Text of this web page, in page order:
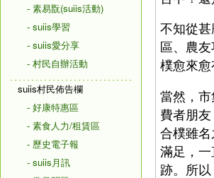
- 素易翫(suiis活動)
- suiis學習
- suiis愛分享
- 村民自辦活動
suiis村民佈告欄
- 好康特惠區
- 素食人力/租賃區
- 歷史電子報
- suiis月訊
不知從
區、農
樸愈來
當然，
費者朋
合樸雖
滿足，
跡。所